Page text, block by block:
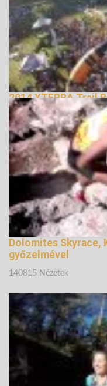
2014 XTERRA Trail
147631 Nézetek
Dolomites Skyrace,
győzelmével
140815 Nézetek